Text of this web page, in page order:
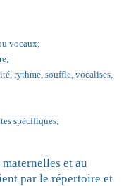
vocaux;
rythme, souffle, vocalises,
spécifiques;
maternelles et au
par le répertoire et